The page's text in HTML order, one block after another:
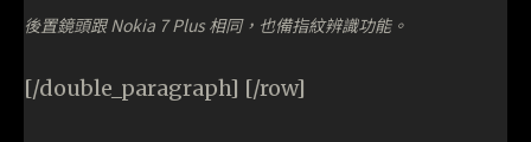
後置鏡頭跟 Nokia 7 Plus 相同，也備指紋辨識功能。
[/double_paragraph] [/row]